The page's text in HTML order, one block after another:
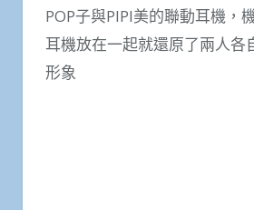
POP子與PIPI美的聯動耳機，
耳機放在一起就還原了兩人各
形象